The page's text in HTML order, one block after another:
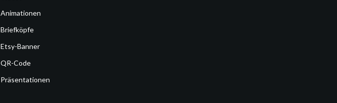
Animationen
Briefköpfe
Etsy-Banner
QR-Code
Präsentationen